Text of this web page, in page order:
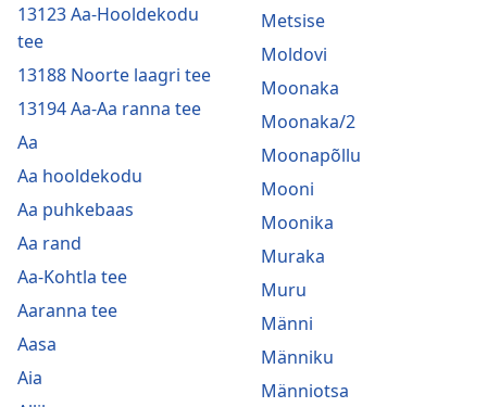
13123 Aa-Hooldekodu
tee
13188 Noorte laagri tee
13194 Aa-Aa ranna tee
Aa
Aa hooldekodu
Aa puhkebaas
Aa rand
Aa-Kohtla tee
Aaranna tee
Aasa
Aia
Metsise
Moldovi
Moonaka
Moonaka/2
Moonapõllu
Mooni
Moonika
Muraka
Muru
Männi
Männiku
Männiotsa